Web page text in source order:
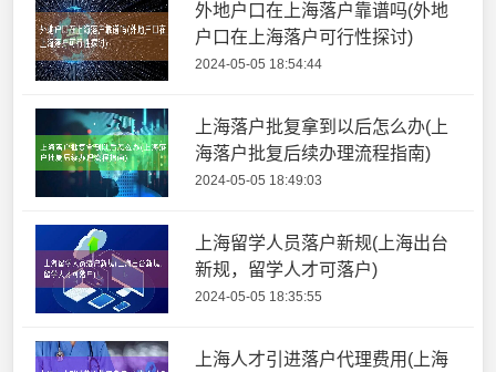
外地户口在上海落户靠谱吗(外地
户口在上海落户可行性探讨)
2024-05-05 18:54:44
上海落户批复拿到以后怎么办(上
海落户批复后续办理流程指南)
2024-05-05 18:49:03
上海留学人员落户新规(上海出台
新规，留学人才可落户)
2024-05-05 18:35:55
上海人才引进落户代理费用(上海